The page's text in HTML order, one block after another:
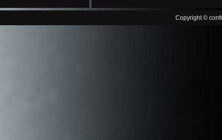
Copyright ©